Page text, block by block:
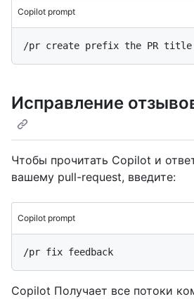
Copilot prompt
Исправление
Чтобы прочитать Copilot и
вашему pull-request, введите:
Copilot prompt
Copilot Получает все потоки